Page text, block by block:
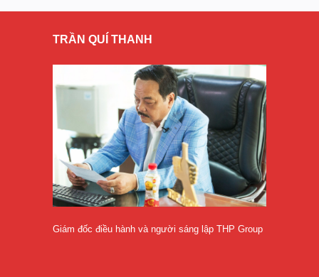
TRẦN QUÍ THANH
Giám đốc điều hành và người sáng lập THP Group